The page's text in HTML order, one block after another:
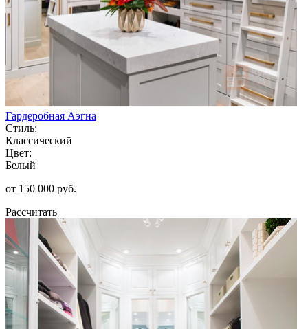
Гардеробная Аэгна
Стиль:
Классический
Цвет:
Белый
от 150 000 руб.
Рассчитать